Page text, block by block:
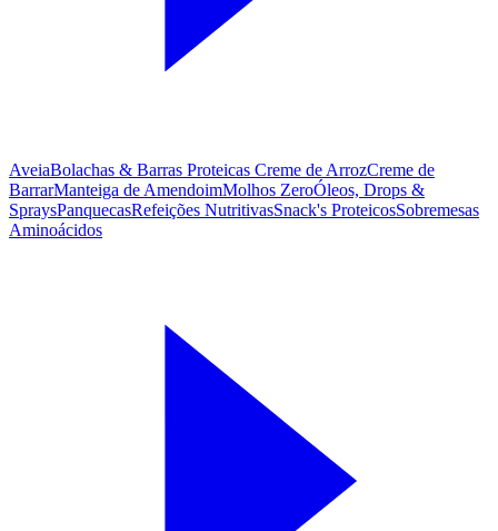
AveiaBolachas & Barras Proteicas Creme de ArrozCreme de
BarrarManteiga de AmendoimMolhos ZeroÓleos, Drops &
SpraysPanquecasRefeições NutritivasSnack's ProteicosSobremesas
Aminoácidos